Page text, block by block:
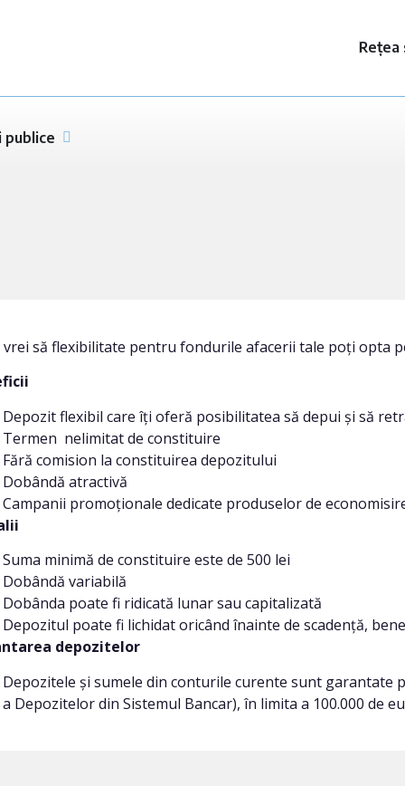
Rețea
publice
vrei să flexibilitate pentru fondurile afacerii tale poți opta
Depozit flexibil care îți oferă posibilitatea să depui și să
Termen nelimitat de constituire
Fără comision la constituirea depozitului
Dobândă atractivă
Campanii promoționale dedicate produselor de
Suma minimă de constituire este de 500 lei
Dobândă variabilă
Dobânda poate fi ridicată lunar sau capitalizată
Depozitul poate fi lichidat oricând înainte de scadență,
depozitelor
Depozitele și sumele din conturile curente sunt garantate
a Depozitelor din Sistemul Bancar), în limita a 100.000 de